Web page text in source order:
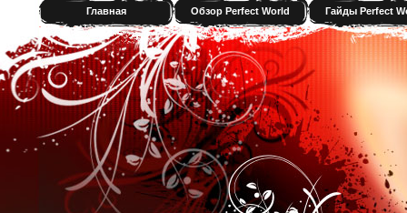
Главная Обзор Perfect World Гайды Perfect